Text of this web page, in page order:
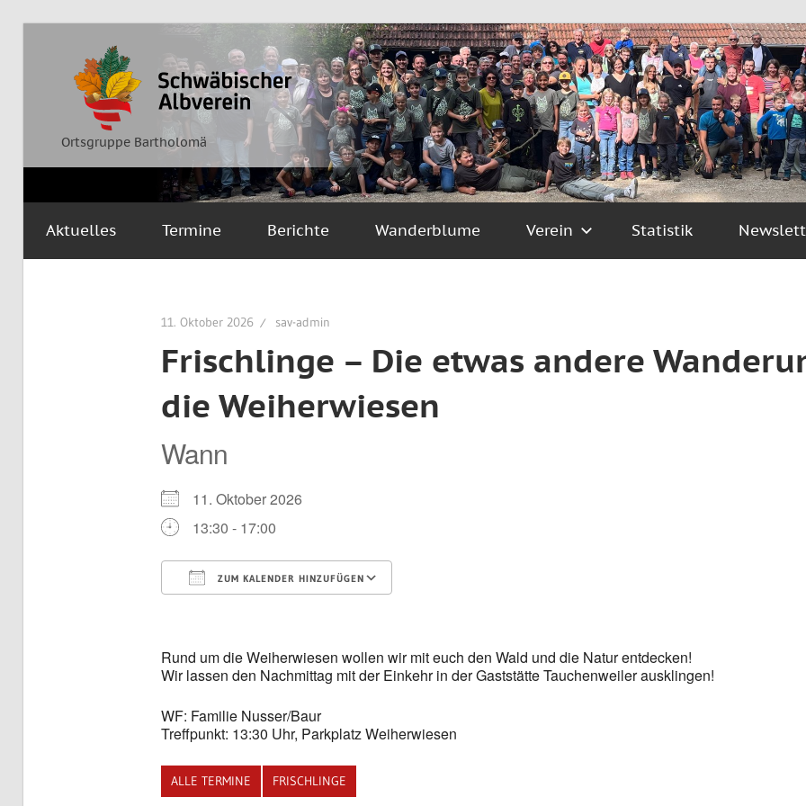
springen
Ortsgruppe Bartholomä
Schwäbischer
Albverein
Ortsgruppe
Bartholomä
Aktuelles Termine Berichte Wanderblume Verein Statistik
11. Oktober 2026 sav-admin
Frischlinge – Die etwas andere
die Weiherwiesen
Wann
11. Oktober 2026
13:30 - 17:00
ZUM KALENDER HINZUFÜGEN
Rund um die Weiherwiesen wollen wir mit euch den Wald und die Natur entdecken!
Wir lassen den Nachmittag mit der Einkehr in der Gaststätte Tauchenweiler ausklingen!
WF: Familie Nusser/Baur
Treffpunkt: 13:30 Uhr, Parkplatz Weiherwiesen
ALLE TERMINE FRISCHLINGE